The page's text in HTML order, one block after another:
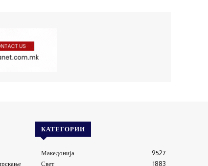
КАТЕГОРИИ
Македонија
9527
Свет
1883